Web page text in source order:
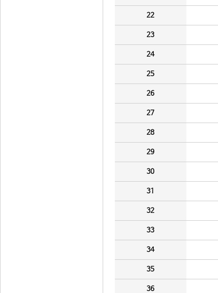
22
23
24
25
26
27
28
29
30
31
32
33
34
35
36